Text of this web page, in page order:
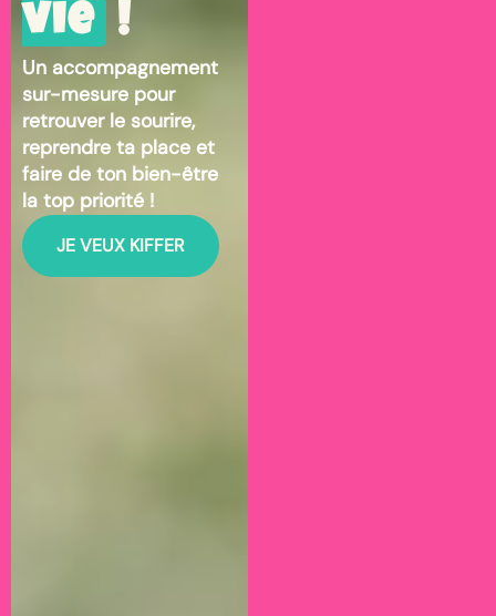
vie !
Un accompagnement
sur-mesure pour
retrouver le sourire,
reprendre ta place et
faire de ton bien-être
la top priorité !
JE VEUX KIFFER